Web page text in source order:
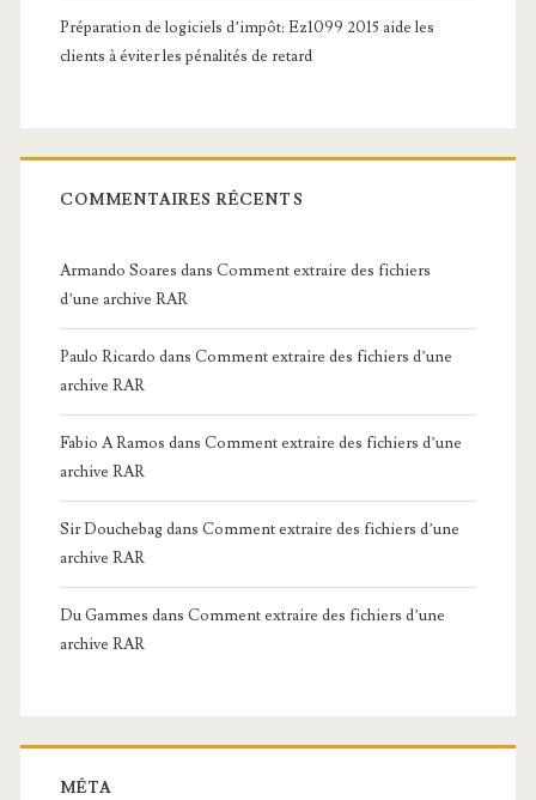
Préparation de logiciels d’impôt: Ez1099 2015 aide les
clients à éviter les pénalités de retard
COMMENTAIRES RÉCENTS
Armando Soares dans Comment extraire des fichiers
d’une archive RAR
Paulo Ricardo dans Comment extraire des fichiers d’une
archive RAR
Fabio A Ramos dans Comment extraire des fichiers d’une
archive RAR
Sir Douchebagdans Comment extraire des fichiers d’une
archive RAR
Du Gammes dans Comment extraire des fichiers d’une
archive RAR
MÉTA